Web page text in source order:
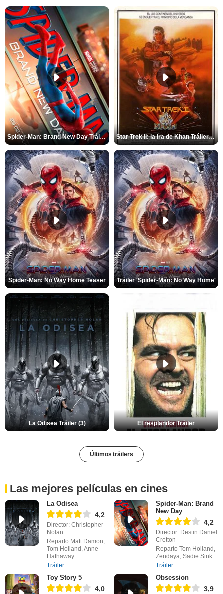
Spider-Man: Brand New Day Tráiler (3) Star Trek II: la ira de Khan Tráiler VO
Spider-Man: No Way Home Teaser Tráiler 'Spider-Man: No Way Home'
La Odisea Tráiler (3) El resplandor Tráiler
Últimos tráilers
Las mejores películas en cines
La Odisea
4,2
Director: Christopher
Nolan
Reparto Matt Damon,
Tom Holland, Anne
Hathaway
Tráiler
Spider-Man: Brand
New Day
4,2
Director: Destin Daniel
Cretton
Reparto Tom Holland,
Zendaya, Sadie Sink
Tráiler
Toy Story 5
4,0
Obsession
3,9